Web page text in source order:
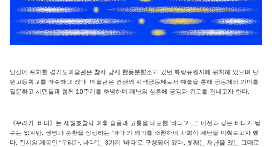
안산에 위치한 경기도미술관은 참사 당시 합동분향소가 있던 화랑유원지에 위치해 있으며 단
원고등학교를 마주하고 있다. 미술관은 안산의 지역공동체로서 예술을 통해 공동체의 의미를
질문하고 시민들과 함께 10주기를 추념하며 재난의 상흔에 공감과 위로를 건네고자 한다.
《우리가, 바다》는 세월호참사 이후 슬픔과 고통을 내포한 ‘바다’가 그 이전과 같은 바다가 될
수는 없지만, 생명과 순환을 상징하는 ‘바다’의 의미를 소환하여 사회적 재난을 비춰보고자 했
다. 전시의 제목인 “우리가, 바다”는 3가지 ‘바다’로 구성되어 있다. 첫째는 재난을 있는 그대로